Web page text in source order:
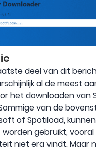
deel van dit
al de meest
het downloaden van
van de
of Spotiload,
gebruikt, vooral
niet erg vindt. Maar